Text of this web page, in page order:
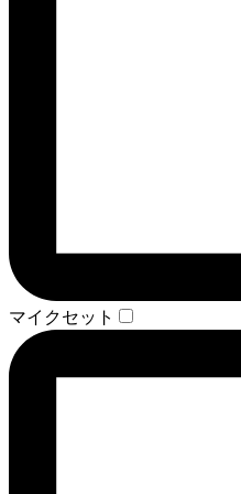
マイクセット